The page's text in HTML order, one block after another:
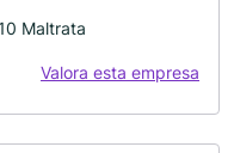
Maltrata
Valora esta empresa